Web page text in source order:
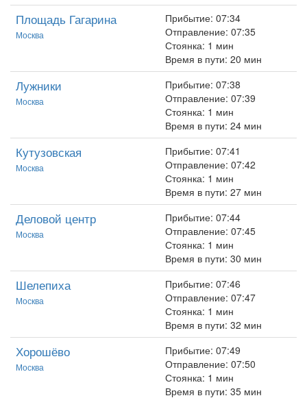
Площадь Гагарина
Москва
Прибытие: 07:34
Отправление: 07:35
Стоянка: 1 мин
Время в пути: 20 мин
Лужники
Москва
Прибытие: 07:38
Отправление: 07:39
Стоянка: 1 мин
Время в пути: 24 мин
Кутузовская
Москва
Прибытие: 07:41
Отправление: 07:42
Стоянка: 1 мин
Время в пути: 27 мин
Деловой центр
Москва
Прибытие: 07:44
Отправление: 07:45
Стоянка: 1 мин
Время в пути: 30 мин
Шелепиха
Москва
Прибытие: 07:46
Отправление: 07:47
Стоянка: 1 мин
Время в пути: 32 мин
Хорошёво
Москва
Прибытие: 07:49
Отправление: 07:50
Стоянка: 1 мин
Время в пути: 35 мин